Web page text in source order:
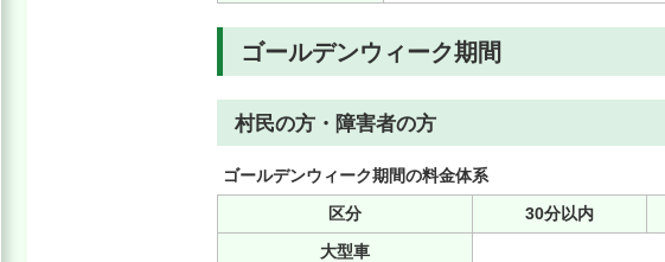
ゴールデンウィーク期間
村民の方・障害者の方
ゴールデンウィーク期間の料金体系
区分
30分以内
大型車